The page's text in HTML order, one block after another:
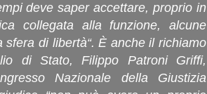
deve saper accettare, proprio in
collegata alla funzione, alcune
di libertà“. È anche il richiamo
di Stato, Filippo Patroni Griffi,
Nazionale della Giustizia